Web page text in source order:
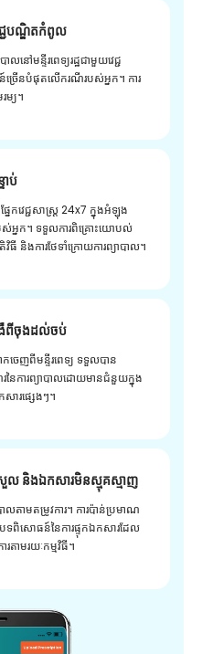
ជ្ជបណ្ឌិតកំពូល
នៅមន្ទីរពេទ្យរដ្ឋជាមួយវេជ្ជ
ើនបំផុតលើករណីរបស់អ្នក។ ការ
ម្យ។
ាប់
កវេជ្ជសាស្រ្ត 24x7 ក្នុងអំឡុង
ស់អ្នក។ ទទួលការពិគ្រោះយោបល់
និងការថែទាំក្រោយការព្យាបាល។
ងឺពីចុងដល់ចប់
ចេញពីមន្ទីរពេទ្យ ទទួលបាន
នៃការព្យាបាលដោយមានជំនួយក្នុង
ារផ្សេងៗ។
រួល និងឯកសារមិនស្មុគស្មាញ
លតាមតម្រូវការ។ ការប៉ាន់ប្រមាណ
ពិសោធន៍នៃការផ្ទុកឯកសារដែល
តាមរយៈកម្មវិធី។